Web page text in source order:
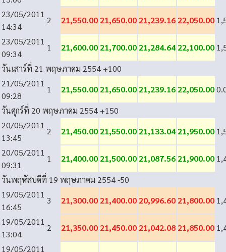
23/05/2011
14:34
2 21,550.00 21,650.00 21,239.16 22,050.00
23/05/2011
09:34
1 21,600.00 21,700.00 21,284.64 22,100.00
วันเสาร์ที่ 21 พฤษภาคม 2554 +100
21/05/2011
09:28
1 21,550.00 21,650.00 21,239.16 22,050.00
วันศุกร์ที่ 20 พฤษภาคม 2554 +150
20/05/2011
13:45
2 21,450.00 21,550.00 21,133.04 21,950.00
20/05/2011
09:31
1 21,400.00 21,500.00 21,087.56 21,900.00
วันพฤหัสบดีที่ 19 พฤษภาคม 2554-50
19/05/2011
16:45
3 21,300.00 21,400.00 20,996.60 21,800.00
19/05/2011
13:04
2 21,350.00 21,450.00 21,042.08 21,850.00
19/05/2011